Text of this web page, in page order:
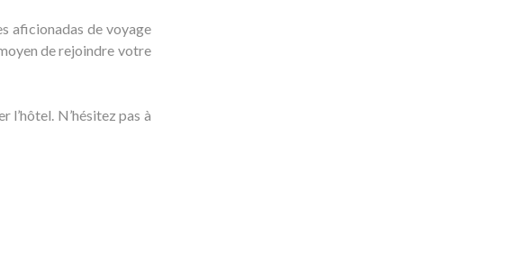
aficionadas de voyage
de rejoindre votre
N’hésitez pas à